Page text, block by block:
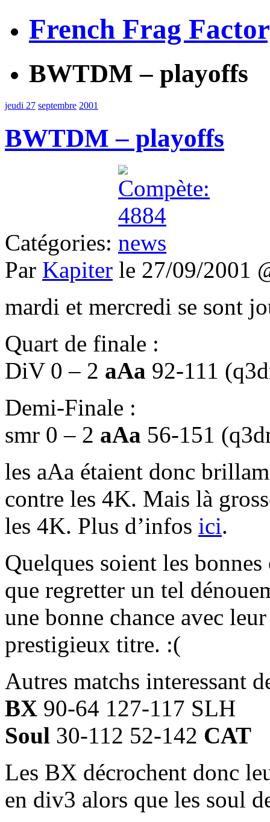
French Frag
BWTDM – playoffs
jeudi 27 septembre 2001
BWTDM – playoffs
Catégories:
Par Kapiter le 27/09/2001
mardi et mercredi se sont
Quart de finale :
DiV 0 – 2 aAa 92-111
Demi-Finale :
smr 0 – 2 aAa 56-151
les aAa étaient donc
contre les 4K. Mais là
les 4K. Plus d’infos ici.
Quelques soient les
que regretter un tel
une bonne chance avec
prestigieux titre. :(
Autres matchs interessant
BX 90-64 127-117 SLH
Soul 30-112 52-142 CAT
Les BX décrochent donc
en div3 alors que les soul